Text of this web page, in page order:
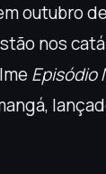
outubro
nos
Episódio